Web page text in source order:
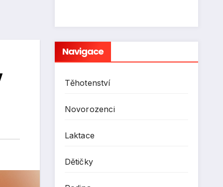
Navigace
Těhotenství
Novorozenci
Laktace
Dětičky